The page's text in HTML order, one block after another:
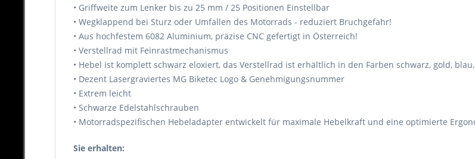
• Griffweite zum Lenker bis zu 25 mm / 25 Positionen Einstellbar
• Wegklappend bei Sturz oder Umfallen des Motorrads - reduziert Bruchgefahr!
• Aus hochfestem 6082 Aluminium, präzise CNC gefertigt in Österreich!
• Verstellrad mit Feinrastmechanismus
• Hebel ist komplett schwarz eloxiert, das Verstellrad ist erhältlich in den Farben schwarz, gold,
• Dezent Lasergraviertes MG Biketec Logo & Genehmigungsnummer
• Extrem leicht
• Schwarze Edelstahlschrauben
• Motorradspezifischen Hebeladapter entwickelt für maximale Hebelkraft und eine optimierte
Sie erhalten: